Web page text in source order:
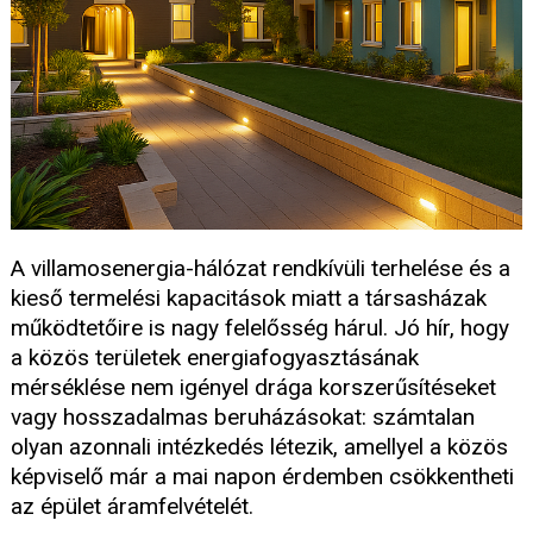
A villamosenergia-hálózat rendkívüli terhelése és a
kieső termelési kapacitások miatt a társasházak
működtetőire is nagy felelősség hárul. Jó hír, hogy
a közös területek energiafogyasztásának
mérséklése nem igényel drága korszerűsítéseket
vagy hosszadalmas beruházásokat: számtalan
olyan azonnali intézkedés létezik, amellyel a közös
képviselő már a mai napon érdemben csökkentheti
az épület áramfelvételét.